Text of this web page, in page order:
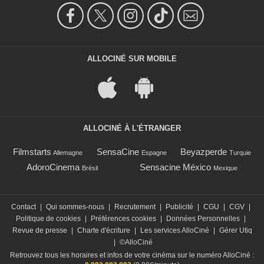
ALLOCINÉ SUR MOBILE
ALLOCINÉ À L'ÉTRANGER
Filmstarts Allemagne SensaCine Espagne Beyazperde Turquie
AdoroCinema Brésil Sensacine México Mexique
Contact Qui sommes-nous Recrutement Publicité CGU CGV
Politique de cookies
Préférences cookies Données Personnelles
Revue de presse
Charte d'écriture Les services AlloCiné
Gérer Utiq
©AlloCiné
Retrouvez tous les horaires et infos de votre cinéma sur le numéro AlloCiné :